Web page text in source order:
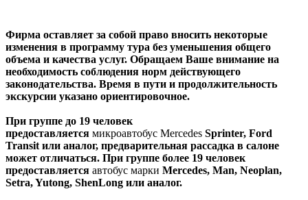
Фирма оставляет за собой право вносить некоторые
изменения в программу тура без уменьшения общего
объема и качества услуг. Обращаем Ваше внимание на
необходимость соблюдения норм действующего
законодательства. Время в пути и продолжительность
экскурсии указано ориентировочное.
При группе до 19 человек
предоставляется микроавтобус Mercedes Sprinter, Ford
Transit или аналог, предварительная рассадка в салоне
может отличаться. При группе более 19 человек
предоставляется автобус марки Mercedes, Man, Neoplan,
Setra, Yutong, ShenLong или аналог.